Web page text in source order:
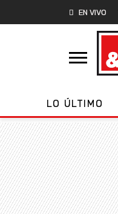
EN VIVO
LO ÚLTIMO